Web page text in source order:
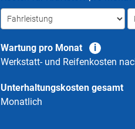
Wartung pro Monat
Werkstatt- und Reifenkosten
Unterhaltungskosten gesamt
Monatlich